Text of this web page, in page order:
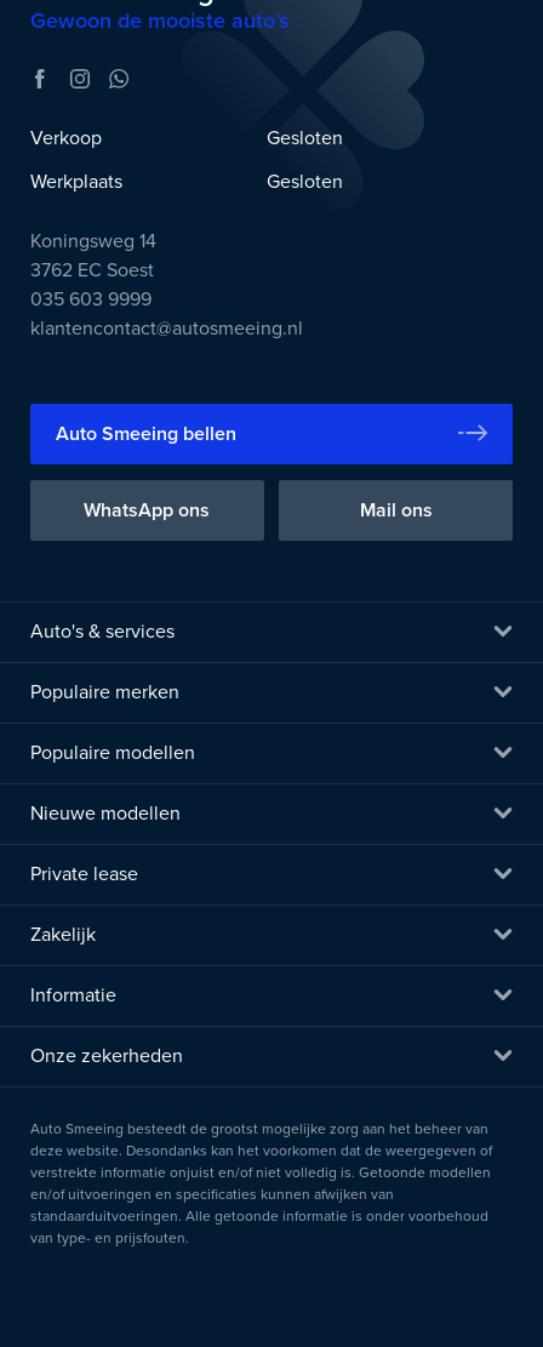
Gewoon de mooiste auto’s
Verkoop
Gesloten
Werkplaats
Gesloten
Koningsweg 14
3762 EC Soest
035 603 9999
klantencontact@autosmeeing.nl
Auto Smeeing bellen
WhatsApp ons Mail ons
Auto's & services
Populaire merken
Populaire modellen
Nieuwe modellen
Private lease
Zakelijk
Informatie
Onze zekerheden
Auto Smeeing besteedt de grootst mogelijke zorg aan het beheer van
deze website. Desondanks kan het voorkomen dat de weergegeven of
verstrekte informatie onjuist en/of niet volledig is. Getoonde modellen
en/of uitvoeringen en specificaties kunnen afwijken van
standaarduitvoeringen. Alle getoonde informatie is onder voorbehoud
van type- en prijsfouten.